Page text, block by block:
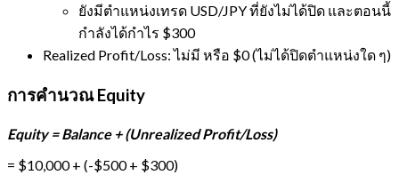
ยังมีตำแหน่งเทรด USD/JPY ที่ยังไม่ได้ปิด และตอนนี้
กำลังได้กำไร $300
Realized Profit/Loss: ไม่มี หรือ $0 (ไม่ได้ปิดตำแหน่งใด ๆ)
การคำนวณ Equity
Equity = Balance + (Unrealized Profit/Loss)
= $10,000 + (-$500 + $300)